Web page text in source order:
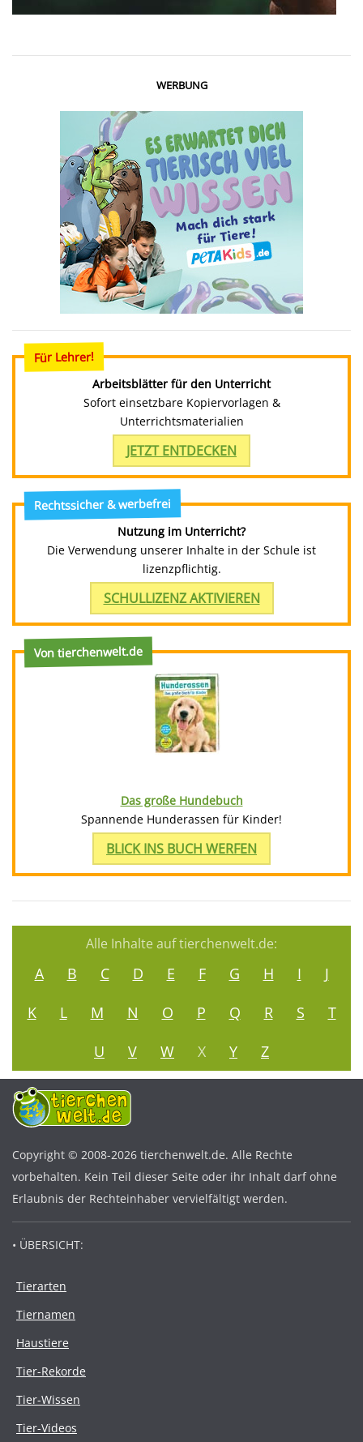
WERBUNG
Für Lehrer!
Arbeitsblätter für den Unterricht
Sofort einsetzbare Kopiervorlagen &
Unterrichtsmaterialien
JETZT ENTDECKEN
Rechtssicher & werbefrei
Nutzung im Unterricht?
Die Verwendung unserer Inhalte in der Schule ist
lizenzpflichtig.
SCHULLIZENZ AKTIVIEREN
Von tierchenwelt.de
Das große Hundebuch
Spannende Hunderassen für Kinder!
BLICK INS BUCH WERFEN
Alle Inhalte auf tierchenwelt.de:
A B C D E F G H I
J
K
L M N O P Q R S
T
U
V W X Y Z
Copyright © 2008-2026 tierchenwelt.de. Alle Rechte
vorbehalten. Kein Teil dieser Seite oder ihr Inhalt darf ohne
Erlaubnis der Rechteinhaber vervielfältigt werden.
• ÜBERSICHT:
Tierarten
Tiernamen
Haustiere
Tier-Rekorde
Tier-Wissen
Tier-Videos